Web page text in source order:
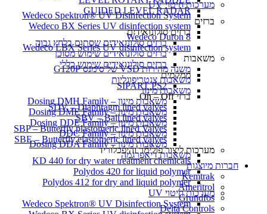
GUIDED LEVEL RADAR
ברזים
ברזים סולונואידים
ברזים סולונואידים שסתום בלחץ גבוה
ברזים סולונואידים שימוש מסוכן
ברזים סולונואידים שימוש כללי
ממקמים
SIPART PS2
ברזי On – Off
SDV – Diaphragm lined valves
SBV – Ball lined valves
SBP – Butterfly plastomeric lined Valves
SBE – Butterfly elastomeric lined valves
מערכות ליצור פולימר והיפכלוריד
KD 440 for dry water treatment chemicals
Polydos 420 for liquid polymer
Polydos 412 for dry and liquid polymer
מערכות חיטוי UV
Wedeco Spektron® UV Disinfection System
מערכות חיטוי UV
Wedeco Spektron® UV Disinfection System
Wedeco BX Series UV disinfection system
Wedeco Duron 8
Wedeco LBX Series UV disinfection system
משאבות
משנה מהירות VSD של סימנס G120P
משאבות צנטריפוגליות
משאבות מינון
משאבות מינון – Dosing DMH Family
משאבות מינון – Dosing DME Family
משאבות מינון – Dosing DDE Family
משאבות מינון – DDC Family
משאבות מינון – Dosing DDA Family
משאבות דיאפרגמה
חברות מיוצגות
Kemtrak
Ameritrol
Grundfos
Delta Controls